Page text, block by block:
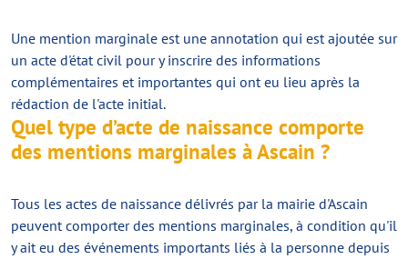
Une mention marginale est une annotation qui est ajoutée sur
un acte d'état civil pour y inscrire des informations
complémentaires et importantes qui ont eu lieu après la
rédaction de l'acte initial.
Quel type d’acte de naissance comporte
des mentions marginales à Ascain ?
Tous les actes de naissance délivrés par la mairie d'Ascain
peuvent comporter des mentions marginales, à condition qu'il
y ait eu des événements importants liés à la personne depuis